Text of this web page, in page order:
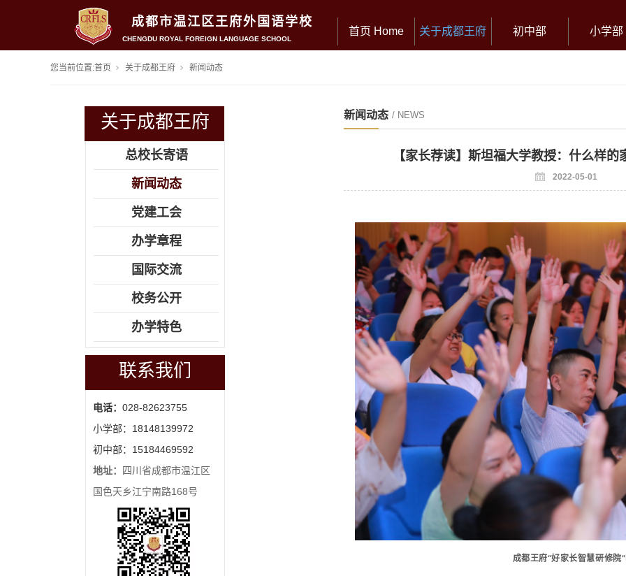
成都市温江区王府外国语学校
CHENGDU ROYAL FOREIGN LANGUAGE SCHOOL
首页 Home 关于成都王府 初中部 小学部
您当前位置:首页 关于成都王府 新闻动态
关于成都王府
总校长寄语
新闻动态
党建工会
办学章程
国际交流
校务公开
办学特色
联系我们
电话： 028-82623755
小学部：18148139972
初中部：15184469592
地址：
四川省成都市温江区
国色天乡江宁南路168号
新闻动态 / NEWS
【家长荐读】斯坦福大学教授：什么样
2022-05-01
成都王府“好家长智慧研修院